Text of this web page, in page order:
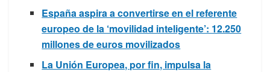
España aspira a convertirse en el referente
europeo de la ‘movilidad inteligente’: 12.250
millones de euros movilizados
La Unión Europea, por fin, impulsa la